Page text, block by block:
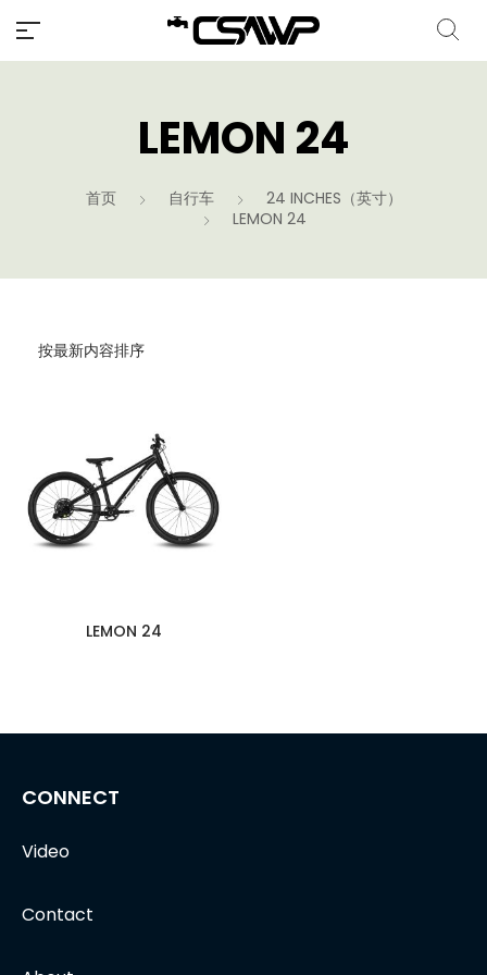
LEMON 24
首页 自行车
24 INCHES（英寸）
LEMON 24
LEMON 24
CONNECT
Video
Contact